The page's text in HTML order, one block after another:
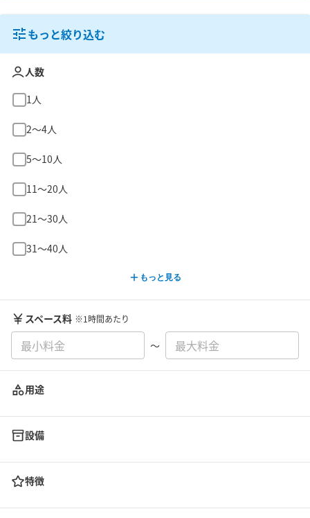
もっと絞り込む
人数
1人
2〜4人
5〜10人
11〜20人
21〜30人
31〜40人
もっと見る
スペース料 ※1時間あたり
〜
用途
設備
特徴